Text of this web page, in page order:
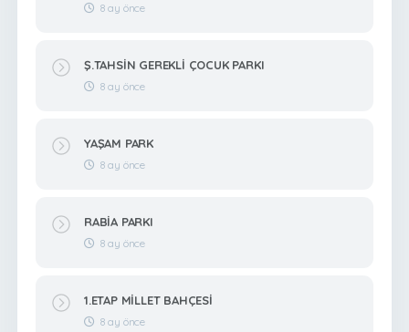
8 ay önce
Ş.TAHSİN GEREKLİ ÇOCUK PARKI
8 ay önce
YAŞAM PARK
8 ay önce
RABİA PARKI
8 ay önce
1.ETAP MİLLET BAHÇESİ
8 ay önce